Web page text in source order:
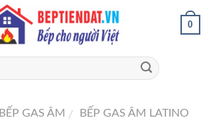
0
BẾP GAS ÂM / BẾP GAS ÂM LATINO